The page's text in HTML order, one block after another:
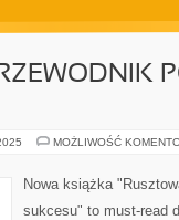
MOŻLIWOŚĆ
Nowa książka
sukcesu" to must-read